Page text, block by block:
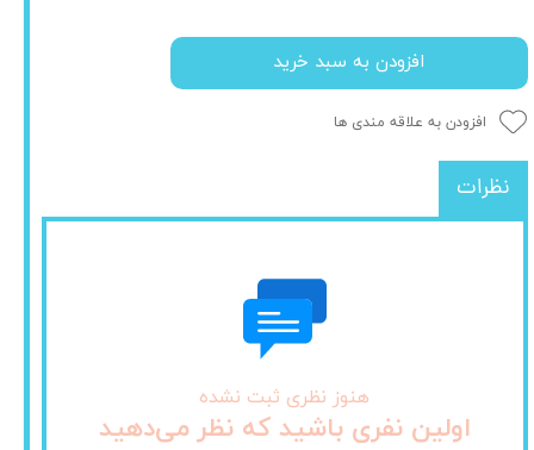
افزودن به سبد خرید
افزودن به علاقه مندی ها
نظرات
هنوز نظری ثبت نشده
اولین نفری باشید که نظر می‌دهید